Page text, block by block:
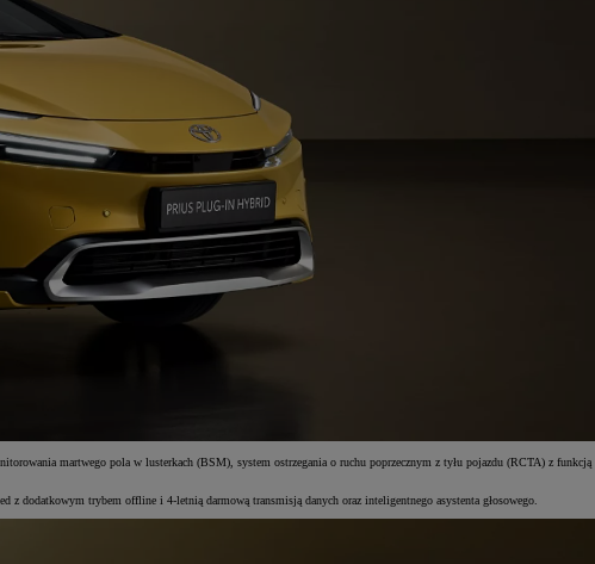
martwego pola w lusterkach (BSM), system ostrzegania o ruchu poprzecznym z tyłu pojazdu (RCTA) z funkcją
dodatkowym trybem offline i 4-letnią darmową transmisją danych oraz inteligentnego asystenta głosowego.